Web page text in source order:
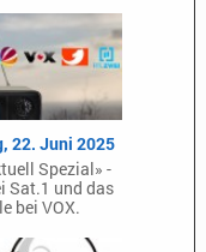
22. Juni 2025
Spezial» -
Sat.1 und das
bei VOX.